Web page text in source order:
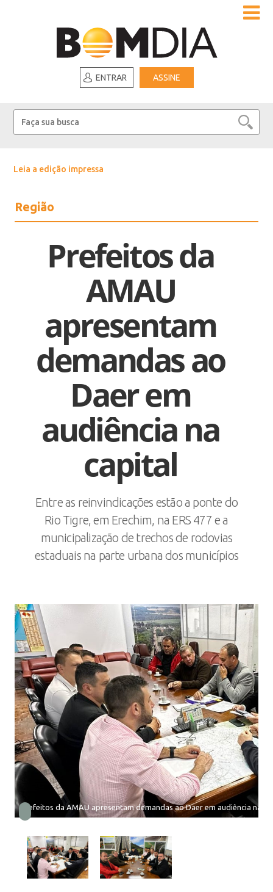
ENTRAR ASSINE
Leia a edição impressa
Região
Prefeitos da
AMAU
apresentam
demandas ao
Daer em
audiência na
capital
Entre as reinvindicações estão a ponte do
Rio Tigre, em Erechim, na ERS 477 e a
municipalização de trechos de rodovias
estaduais na parte urbana dos municípios
Prefeitos da AMAU apresentam demandas ao Daer em audiência na